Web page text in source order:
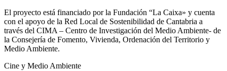
El proyecto está financiado por la Fundación “La Caixa» y cuenta
con el apoyo de la Red Local de Sostenibilidad de Cantabria a
través del CIMA – Centro de Investigación del Medio Ambiente- de
la Consejería de Fomento, Vivienda, Ordenación del Territorio y
Medio Ambiente.
Cine y Medio Ambiente